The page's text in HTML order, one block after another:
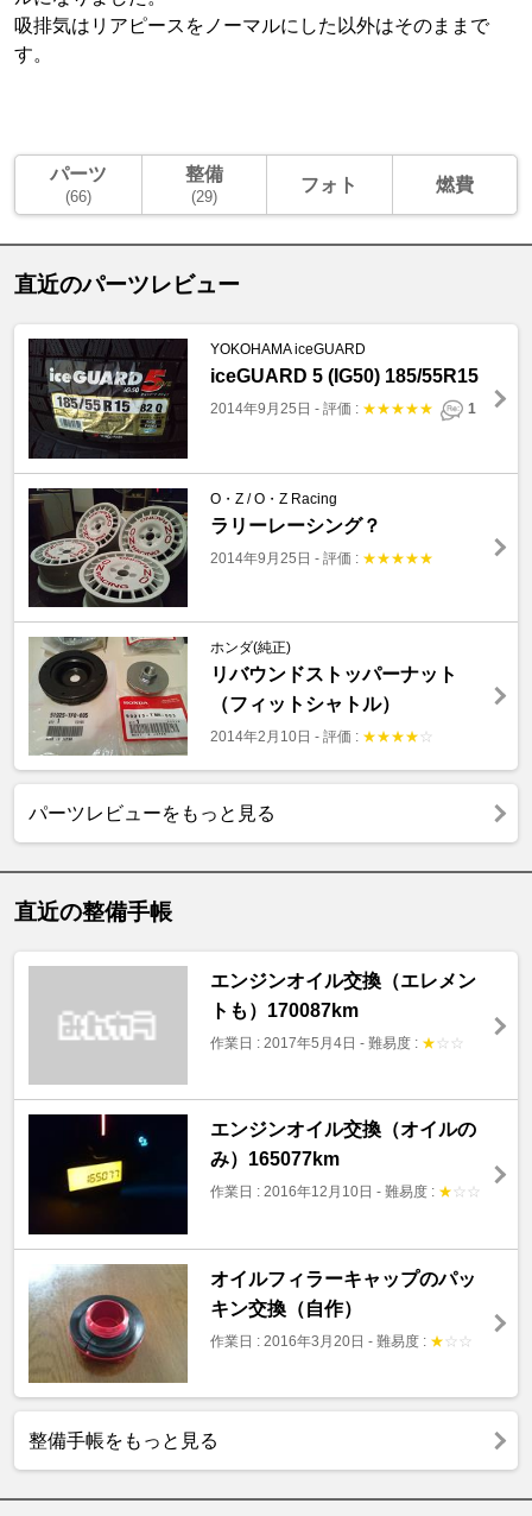
吸排気はリアピースをノーマルにした以外はそのままで
す。
パーツ
(66)
整備
(29)
フォト 燃費
直近のパーツレビュー
YOKOHAMA iceGUARD
iceGUARD 5 (IG50) 185/55R15
2014年9月25日 - 評価 : ★★★★★ 1
O・Z / O・Z Racing
ラリーレーシング？
2014年9月25日 - 評価 : ★★★★★
ホンダ(純正)
リバウンドストッパーナット
（フィットシャトル）
2014年2月10日 - 評価 : ★★★★ ☆
パーツレビューをもっと見る
直近の整備手帳
エンジンオイル交換（エレメン
トも）170087km
作業日 : 2017年5月4日 - 難易度 : ★ ☆ ☆
エンジンオイル交換（オイルの
み）165077km
作業日 : 2016年12月10日 - 難易度 : ★ ☆ ☆
オイルフィラーキャップのパッ
キン交換（自作）
作業日 : 2016年3月20日 - 難易度 : ★ ☆ ☆
整備手帳をもっと見る